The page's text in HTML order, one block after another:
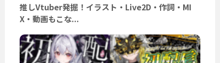
推しVtuber発掘！イラスト・Live2D・作詞・MI
X・動画もこな...